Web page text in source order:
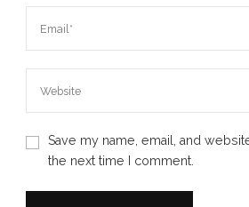
Save my name, email, and
the next time I comment.